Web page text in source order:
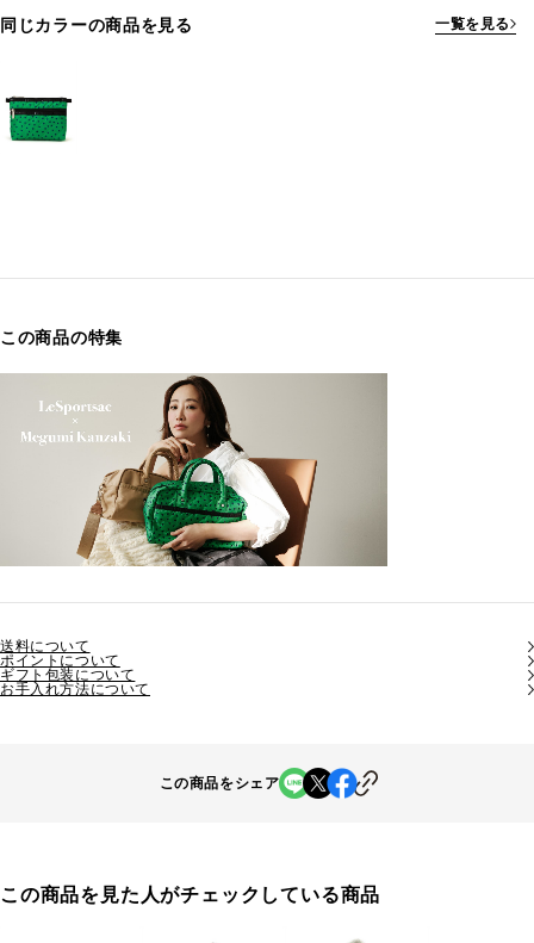
同じカラーの商品を見る 一覧を見る
この商品の特集
送料について
ポイントについて
ギフト包装について
お手入れ方法について
この商品をシェア
この商品を見た人がチェックしている商品